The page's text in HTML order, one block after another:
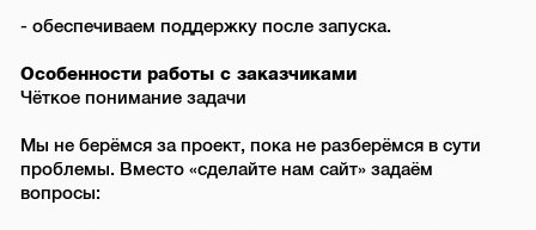
- обеспечиваем поддержку после запуска.
Особенности работы с заказчиками
Чёткое понимание задачи
Мы не берёмся за проект, пока не разберёмся в сути
проблемы. Вместо «сделайте нам сайт» задаём
вопросы: